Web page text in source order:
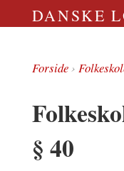
DANSKE
Forside›
§ 40